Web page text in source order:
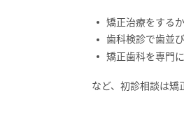
矯正治療をする
歯科検診で歯並
矯正歯科を専門
など、初診相談は矯